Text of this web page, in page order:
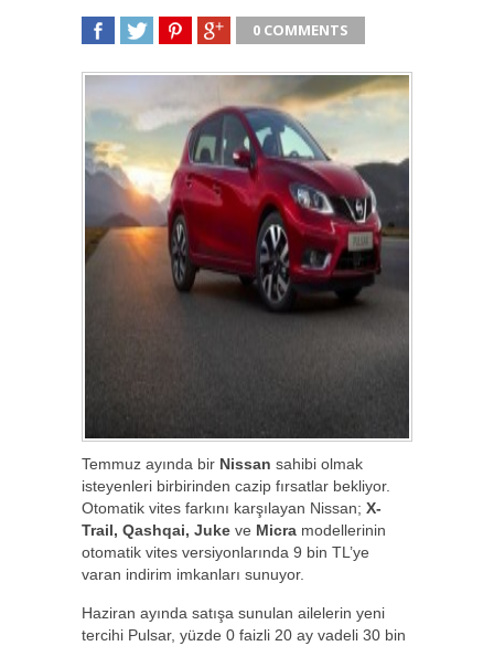
0 COMMENTS
Temmuz ayında bir Nissan sahibi olmak
isteyenleri birbirinden cazip fırsatlar bekliyor.
Otomatik vites farkını karşılayan Nissan; X-
Trail, Qashqai, Juke ve Micra modellerinin
otomatik vites versiyonlarında 9 bin TL’ye
varan indirim imkanları sunuyor.
Haziran ayında satışa sunulan ailelerin yeni
tercihi Pulsar, yüzde 0 faizli 20 ay vadeli 30 bin